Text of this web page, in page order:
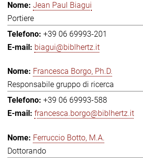
Jean Paul Biagui
Portiere
+39 06 69993-201
biagui@biblhertz.it
Francesca Borgo, Ph.D.
Responsabile gruppo di ricerca
+39 06 69993-588
francesca.borgo@biblhertz.it
Ferruccio Botto, M.A.
Dottorando